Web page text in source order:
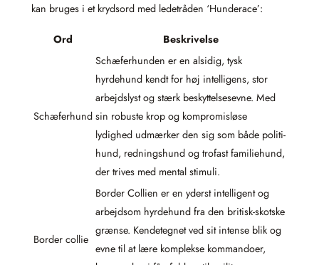
kan bruges i et krydsord med ledetråden ‘Hunderace’:
Ord Beskrivelse
Schæferhund
Schæferhunden er en alsidig, tysk
hyrdehund kendt for høj intelligens, stor
arbejdslyst og stærk beskyttelses­evne. Med
sin robuste krop og kompromisløse
lydighed udmærker den sig som både politi­
hund, rednings­hund og trofast familie­hund,
der trives med mental stimuli.
Border collie
Border Collien er en yderst intelligent og
arbejdsom hyrde­hund fra den britisk-skotske
grænse. Kendetegnet ved sit intense blik og
evne til at lære komplekse kommandoer,